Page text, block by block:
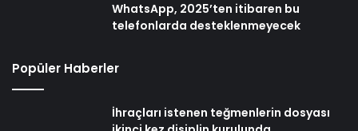
WhatsApp, 2025’ten itibaren bu
telefonlarda desteklenmeyecek
Popüler Haberler
İhraçları istenen teğmenlerin dosyası